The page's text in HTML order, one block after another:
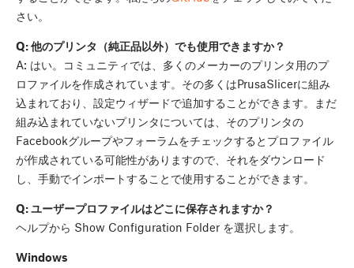
さい。
Q: 他のプリンタ（純正品以外）でも使用できますか？
A: はい。コミュニティでは、多くのメーカーのプリンタ用のプ
ロファイルを作成されています。その多くはPrusaSlicerに組み
込まれており、設定ウィザードで追加することができます。まだ
組み込まれていないプリンタについては、そのプリンタの
Facebookグループやフォーラムをチェックするとプロファイル
が作成されている可能性がありますので、それをダウンロード
し、手動でインポートすることで使用することができます。
Q: ユーザープロファイルはどこに保存されますか？
ヘルプから Show Configuration Folder を選択します。
Windows